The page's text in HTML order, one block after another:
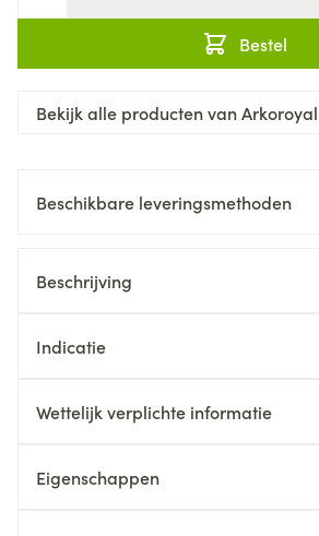
Bestel
Bekijk alle producten van Arkoroyal
Beschikbare leveringsmethoden
Beschrijving
Indicatie
Wettelijk verplichte informatie
Eigenschappen